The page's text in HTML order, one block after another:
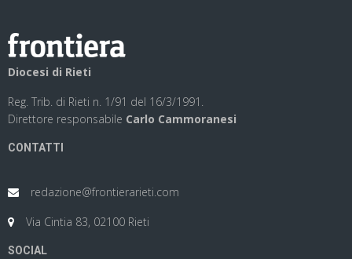
Diocesi di Rieti
Reg. Trib. di Rieti n. 1/91 del 16/3/1991.
Direttore responsabile Carlo Cammoranesi
CONTATTI
redazione@frontierarieti.com
Via Cintia 83, 02100 Rieti
SOCIAL